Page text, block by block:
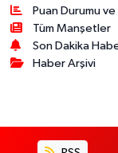
Puan Durumu
Tüm Manşetler
Son Dakika
Haber Arşivi